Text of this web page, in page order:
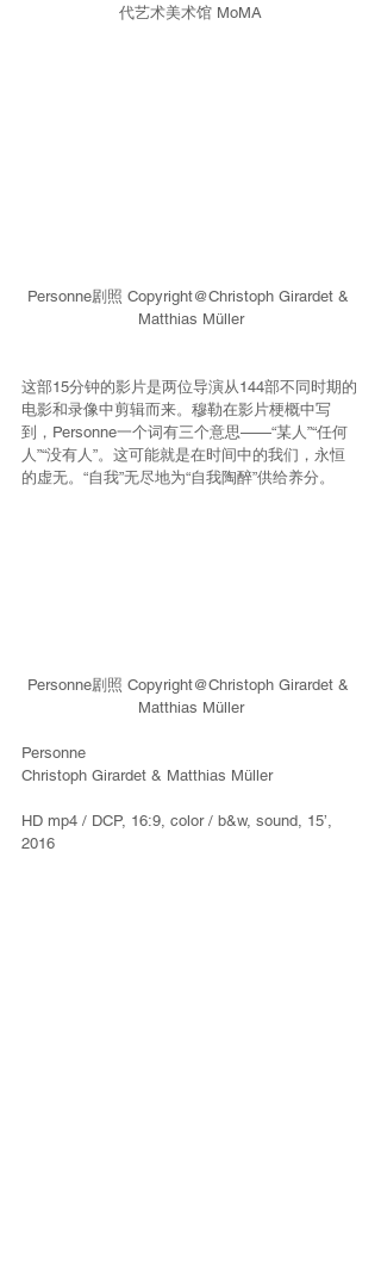
代艺术美术馆 MoMA
Personne剧照 Copyright@Christoph Girardet &
Matthias Müller
这部15分钟的影片是两位导演从144部不同时期的
电影和录像中剪辑而来。穆勒在影片梗概中写
到，Personne一个词有三个意思——“某人”“任何
人”“没有人”。这可能就是在时间中的我们，永恒
的虚无。“自我”无尽地为“自我陶醉”供给养分。
Personne剧照 Copyright@Christoph Girardet &
Matthias Müller
Personne
Christoph Girardet & Matthias Müller
HD mp4 / DCP, 16:9, color / b&w, sound, 15’,
2016